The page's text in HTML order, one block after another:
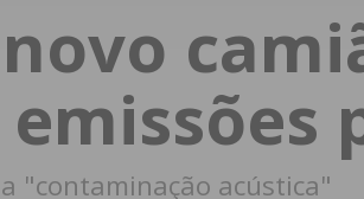
"contaminação acústica"